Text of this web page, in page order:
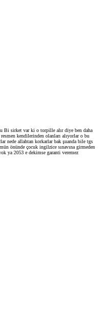
Bi sirket var ki o torpille alır diye ben daha
kendilerinden olanları alıyorlar o bu
nede allahtan korkarlar bak şuanda bile tgs
önünde çocuk ingilzice sınavına girmeden
ya 2053 e dekimse garanti veremez